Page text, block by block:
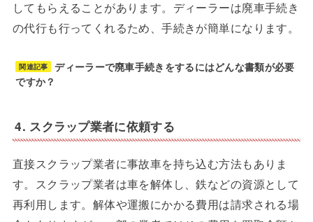
してもらえることがあります。ディーラーは廃車手続き
の代行も行ってくれるため、手続きが簡単になります。
関連記事
ディーラーで廃車手続きをするにはどんな書類が必要
ですか？
4. スクラップ業者に依頼する
直接スクラップ業者に事故車を持ち込む方法もありま
す。スクラップ業者は車を解体し、鉄などの資源として
再利用します。解体や運搬にかかる費用は請求される場